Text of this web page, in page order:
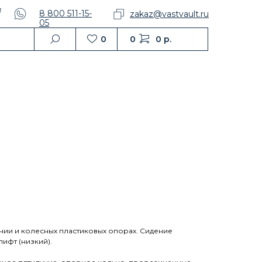
0
8 800 511-15-
05
zakaz@vastvault.ru
0 р.
0
и колесных пластиковых опорах. Сидение
(низкий).